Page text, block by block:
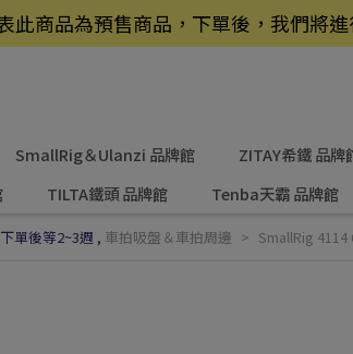
此商品為預售商品，下單後，我們將
SmallRig＆Ulanzi 品牌館 ZITAY希鐵 品牌
TILTA鐵頭 品牌館 Tenba天霸 品牌館
單後等2~3週 , 車拍吸盤＆車拍周邊 SmallRig